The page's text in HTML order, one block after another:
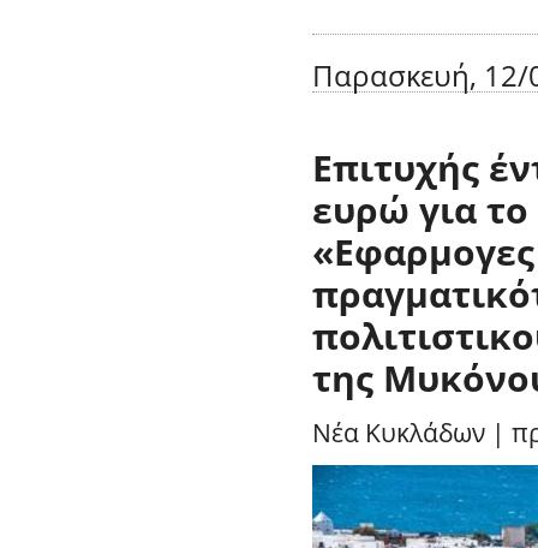
Παρασκευή, 12/
Επιτυχής
ευρώ για
της
Νέα Κυκλάδων |